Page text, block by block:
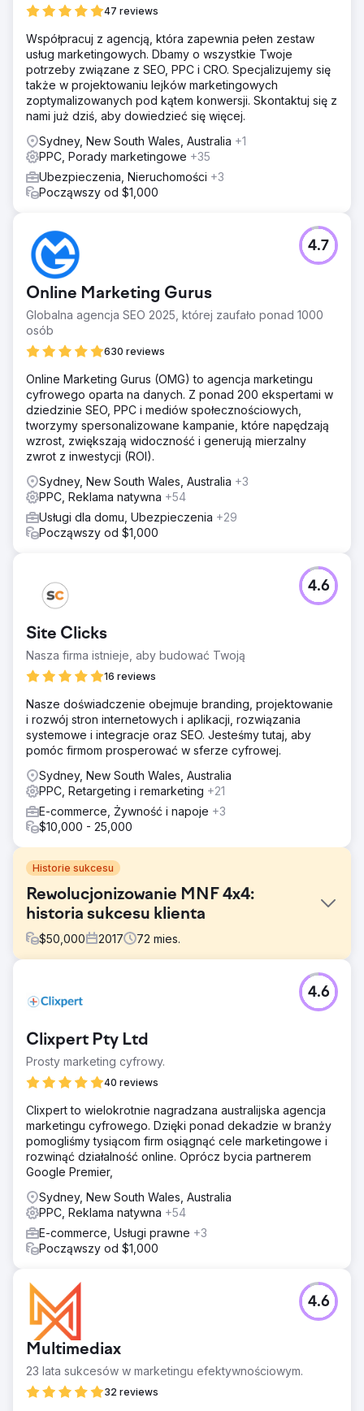
47 reviews
Współpracuj z agencją, która zapewnia pełen zestaw
usług marketingowych. Dbamy o wszystkie Twoje
potrzeby związane z SEO, PPC i CRO. Specjalizujemy się
także w projektowaniu lejków marketingowych
zoptymalizowanych pod kątem konwersji. Skontaktuj się z
nami już dziś, aby dowiedzieć się więcej.
Sydney, New South Wales, Australia +1
PPC, Porady marketingowe +35
Ubezpieczenia, Nieruchomości +3
Począwszy od $1,000
Online Marketing Gurus
Globalna agencja SEO 2025, której zaufało ponad 1000
osób
630 reviews
4.7
Online Marketing Gurus (OMG) to agencja marketingu
cyfrowego oparta na danych. Z ponad 200 ekspertami w
dziedzinie SEO, PPC i mediów społecznościowych,
tworzymy spersonalizowane kampanie, które napędzają
wzrost, zwiększają widoczność i generują mierzalny
zwrot z inwestycji (ROI).
Sydney, New South Wales, Australia +3
PPC, Reklama natywna +54
Usługi dla domu, Ubezpieczenia +29
Począwszy od $1,000
Site Clicks
Nasza firma istnieje, aby budować Twoją
16 reviews
4.6
Nasze doświadczenie obejmuje branding, projektowanie
i rozwój stron internetowych i aplikacji, rozwiązania
systemowe i integracje oraz SEO. Jesteśmy tutaj, aby
pomóc firmom prosperować w sferze cyfrowej.
Sydney, New South Wales, Australia
PPC, Retargeting i remarketing +21
E-commerce, Żywność i napoje +3
$10,000 - 25,000
Historie sukcesu
Rewolucjonizowanie MNF 4x4:
historia sukcesu klienta
$50,000 2017 72 mies.
Firma MNF 4x4 z siedzibą w Burleigh Heads w Australii
specjalizuje się w tacach i akcesoriach Ute 4x4. Przed
była zoptymalizowana ani nie posiadała strategii
marketingu cyfrowego.
Rozwiązanie
nowej witryny e-commerce i jej optymalizacji pod kątem
wyszukiwarek w celu zwiększenia obecności i
widoczności MNF w Internecie. Stworzyliśmy także ciągły
plan marketingu cyfrowego, aby zwiększyć świadomość
marki, lojalność wobec niej, ruch i konwersje (sprzedaż)
za pośrednictwem witryny internetowej.
Wyniki
Posiadanie nowo zbudowanej profesjonalnej witryny e-
commerce zwiększyło sprzedaż online i liczbę zapytań w
wyniku optymalizacji serwisu pod kątem wyszukiwarek
oraz bieżących działań SEO i Google Ads.
Przejdź do strony agencji
Clixpert Pty Ltd
Prosty marketing cyfrowy.
40 reviews
4.6
Clixpert to wielokrotnie nagradzana australijska agencja
marketingu cyfrowego. Dzięki ponad dekadzie w branży
pomogliśmy tysiącom firm osiągnąć cele marketingowe i
rozwinąć działalność online. Oprócz bycia partnerem
Google Premier,
Sydney, New South Wales, Australia
PPC, Reklama natywna +54
E-commerce, Usługi prawne +3
Począwszy od $1,000
Multimediax
23 lata sukcesów w marketingu efektywnościowym.
32 reviews
4.6